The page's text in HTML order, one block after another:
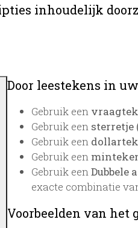
inhoudelijk
Door leestekens in
Gebruik een
Gebruik een sterretje
Gebruik een
Gebruik een
Gebruik eenDubbele
exacte combinatie
Voorbeelden van het